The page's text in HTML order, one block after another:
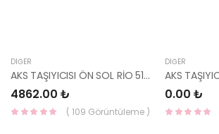
DIĞER
AKS TAŞIYICISI ÖN SOL RİO 51715-1W000
4862.00 ₺
( 109 Görüntüleme )
DIĞER
0.00 ₺